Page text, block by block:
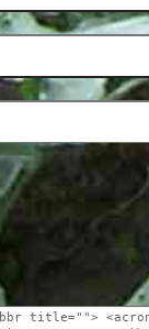
title="">